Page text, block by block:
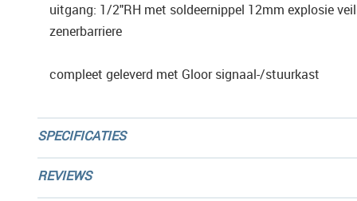
uitgang: 1/2"RH met soldeernippel 12mm explosie
zenerbarriere
compleet geleverd met Gloor signaal-/stuurkast
SPECIFICATIES
REVIEWS